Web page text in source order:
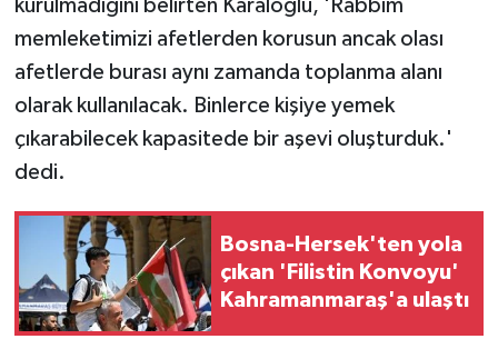
kurulmadığını belirten Karaloğlu, 'Rabbim
memleketimizi afetlerden korusun ancak olası
afetlerde burası aynı zamanda toplanma alanı
olarak kullanılacak. Binlerce kişiye yemek
çıkarabilecek kapasitede bir aşevi oluşturduk.'
dedi.
Bosna-Hersek'ten yola
çıkan 'Filistin Konvoyu'
Kahramanmaraş'a ulaştı